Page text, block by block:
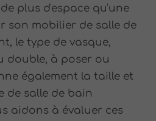
plus d'espace qu'une
son mobilier de salle de
le type de vasque,
double, à poser ou
également la taille et
de salle de bain
aidons à évaluer ces